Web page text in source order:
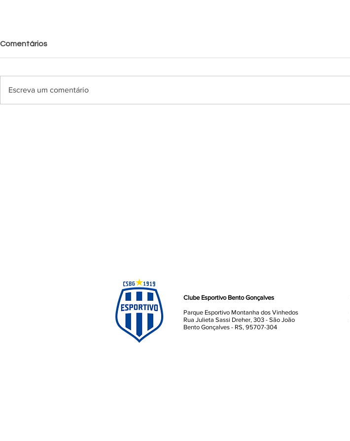
Comentários
Escreva um comentário
Clube Esportivo Bento Gonçalves
Parque Esportivo Montanha dos Vinhedos
Rua Julieta Sassi Dreher, 303 - São João
Bento Gonçalves - RS, 95707-304